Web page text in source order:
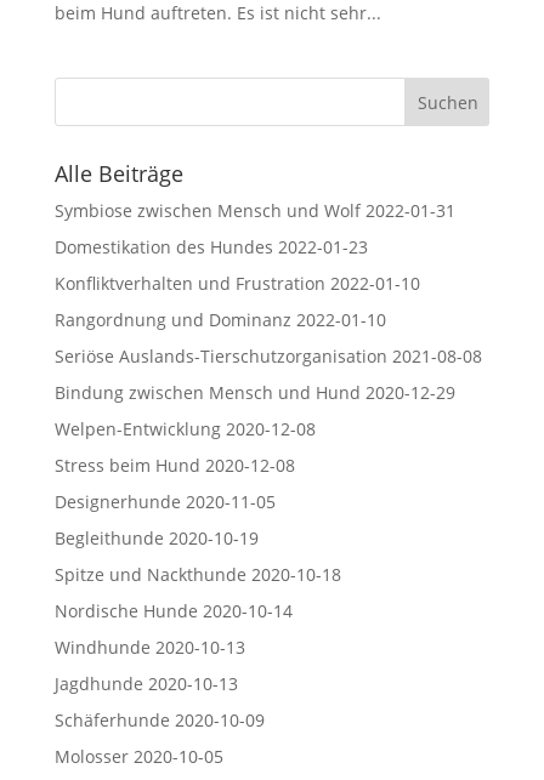
beim Hund auftreten. Es ist nicht sehr...
Alle Beiträge
Symbiose zwischen Mensch und Wolf 2022-01-31
Domestikation des Hundes 2022-01-23
Konfliktverhalten und Frustration 2022-01-10
Rangordnung und Dominanz 2022-01-10
Seriöse Auslands-Tierschutzorganisation 2021-08-08
Bindung zwischen Mensch und Hund 2020-12-29
Welpen-Entwicklung 2020-12-08
Stress beim Hund 2020-12-08
Designerhunde 2020-11-05
Begleithunde 2020-10-19
Spitze und Nackthunde 2020-10-18
Nordische Hunde 2020-10-14
Windhunde 2020-10-13
Jagdhunde 2020-10-13
Schäferhunde 2020-10-09
Molosser 2020-10-05